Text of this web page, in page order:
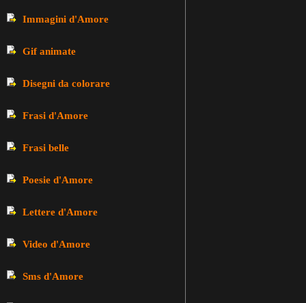
Immagini d'Amore
Gif animate
Disegni da colorare
Frasi d'Amore
Frasi belle
Poesie d'Amore
Lettere d'Amore
Video d'Amore
Sms d'Amore